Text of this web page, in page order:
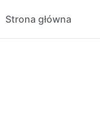
Strona główna